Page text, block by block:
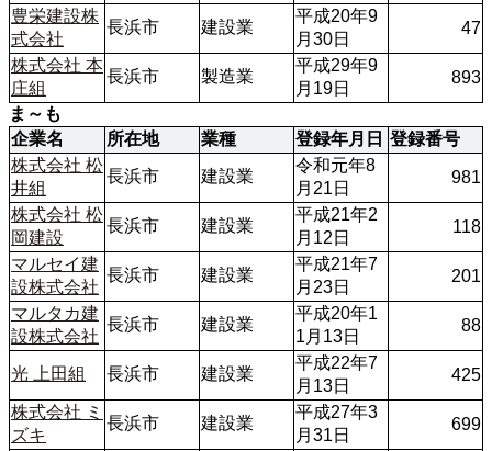
豊栄建設株
式会社
長浜市 建設業
平成20年9
月30日
47
株式会社 本
庄組
長浜市 製造業
平成29年9
月19日
893
ま～も
企業名
所在地 業種 登録年月日 登録番号
株式会社 松
井組
長浜市 建設業
令和元年8
月21日
981
株式会社 松
岡建設
長浜市 建設業
平成21年2
月12日
118
マルセイ建
設株式会社
長浜市 建設業
平成21年7
月23日
201
マルタカ建
設株式会社
長浜市 建設業
平成20年1
1月13日
88
光 上田組 長浜市 建設業
平成22年7
月13日
425
株式会社 ミ
ズキ
長浜市 建設業
平成27年3
月31日
699